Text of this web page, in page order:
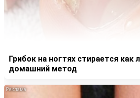
Грибок на ногтях стирается как
домашний метод